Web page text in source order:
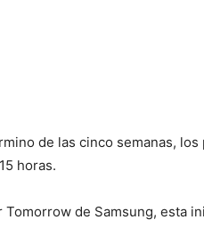
de las cinco semanas,
horas.
de Samsung, esta